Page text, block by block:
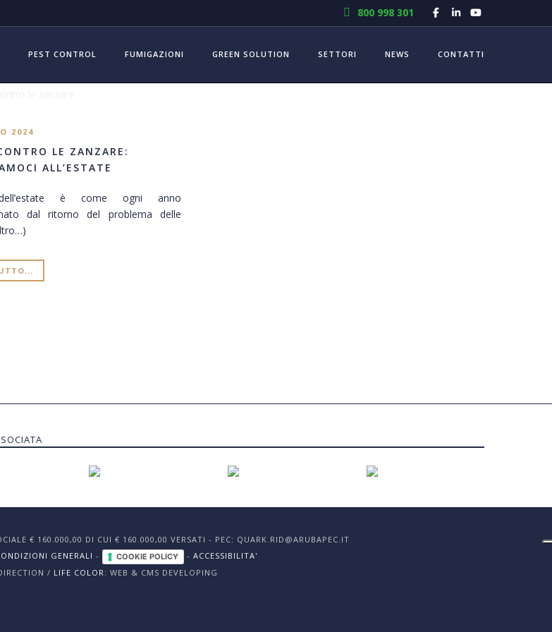
800 998 301
PEST CONTROL FUMIGAZIONI GREEN SOLUTION SETTORI NEWS CONTATTI
2024
LE ZANZARE:
ALL’ESTATE
dell’estate è come ogni anno
dal ritorno del problema delle
€ 160.000,00 DI CUI € 160.000,00 VERSATI - PEC: QUARK.RID@ARUBAPEC.IT
GENERALI - COOKIE POLICY - ACCESSIBILITA'
/ LIFE COLOR : WEB & CMS DEVELOPING